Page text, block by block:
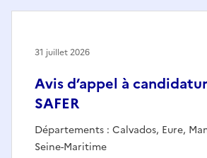
Avis d’appel à
SAFER
Départements : Calvados, Eure,
Seine-Maritime
31 juillet 2026